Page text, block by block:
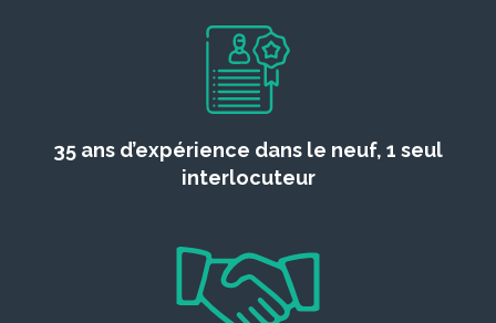
35 ans d’expérience dans le neuf, 1 seul
interlocuteur